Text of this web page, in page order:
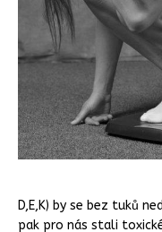
D,E,K) by se bez tuků
pak pro nás stali